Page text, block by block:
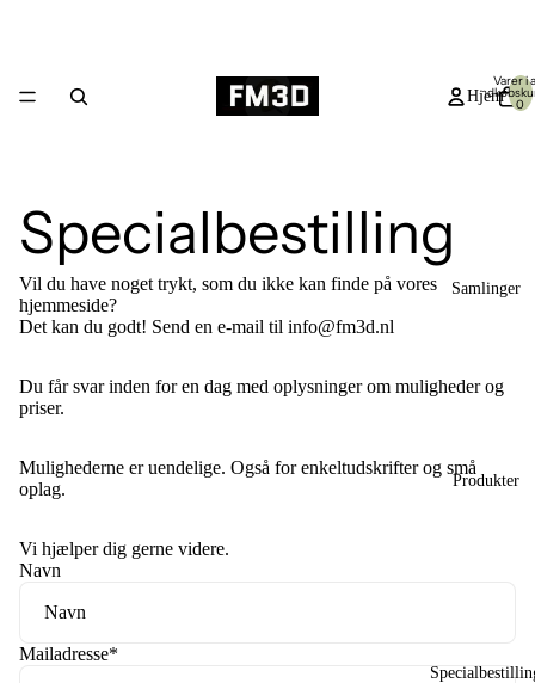
Hjem
Samlinger
Produkter
Varer i
0
Specialbestilling
Vil du have noget trykt, som du ikke kan finde på vores
hjemmeside?
Det kan du godt! Send en e-mail til info@fm3d.nl
Du får svar inden for en dag med oplysninger om muligheder og
priser.
Mulighederne er uendelige. Også for enkeltudskrifter og små
oplag.
Vi hjælper dig gerne videre.
Navn
Mailadresse*